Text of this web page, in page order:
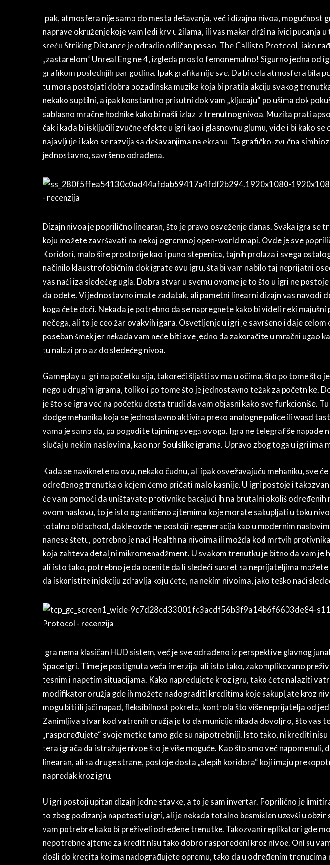
Ipak, atmosfera nije samo do mesta dešavanja, već i dizajna nivoa, mogućnost
naprave okruženje koje vam ledi krv u žilama, ili vas makar drži na ivici pucanja u
sreću Striking Distance je odradio odličan posao. The Callisto Protocol, iako
„zastarelom“ Unreal Engine 4, izgleda prosto femonemalno! Sigurno jedna od
grafikom poslednjih par godina. Ipak grafika nije sve. Da bi cela atmosfera bila
tu mora postojati dobra pozadinska muzika koja bi pratila akciju svakog
nekako suptilni, a ipak konstantno prisutni dok vam „kljucaju“ po ušima dok
sablasno mračne hodnike kako bi našli izlaz iz trenutnog nivoa. Muzika prati
čak i kada bi isključili zvučne efekte u igri kao i glasnovnu glumu, videli bi kako se
najavljuje i kako se razvija sa dešavanjima na ekranu. Ta grafičko-zvučna
jednostavno, savršeno odrađena.
Dizajn nivoa je poprilično linearan, što je pravo osveženje danas. Svaka igra se
koju možete završavati na nekoj ogromnoj open-world mapi. Ovde je sve
Koridori, malo šire prostorije kao i puno stepenica, tajnih prolaza i svega
načinilo klaustrofobičnim dok igrate ovu igru, šta bi vam nabilo taj neprijatni
vas naći iza sledećeg ugla. Dobra stvar u svemu ovome je to što u igri ne
da odete. Vi jednostavno imate zadatak, ali pametni linearni dizajn vas navodi
koga ćete doći. Nekada je potrebno da se napregnete kako bi videli neki majušni
nečega, ali to je ceo žar ovakvih igara. Osvetljenje u igri je savršeno i daje
poseban šmek jer nekada vam neće biti sve jedno da zakoračite u mračni ugao
tu nalazi prolaz do sledećeg nivoa.
Gameplay u igri na početku sija, takoreći šljašti svima u očima, što po tome što
nego u drugim igrama, toliko i po tome što je jednostavno težak za početnike.
je što se igra već na početku dosta trudi da vam objasni kako sve funkcioniše.
dodge mehanika koja se jednostavno aktivira preko analogne palice ili wasd
vama je samo da, pa pogodite tajming svega ovoga. Igra ne telegrafiše napade
slučaj u nekim naslovima, kao npr Soulslike igrama. Upravo zbog toga u igri ima
Kada se naviknete na ovu, nekako čudnu, ali ipak osvežavajuću mehaniku, sve
određenog trenutka o kojem ćemo pričati malo kasnije. U igri postoje i
će vam pomoći da uništavate protivnike bacajući ih na brutalni okoliš određenih
ovom naslovu, to je isto ograničeno ajtemima koje morate sakupljati u toku
totalno old school, dakle ovde ne postoji regeneracija kao u modernim
nanese štetu, potrebno je naći Health na nivoima ili možda kod mrtvih
koja zahteva detaljni mikromenadžment. U svakom trenutku je bitno da vam je
ali isto tako, potrebno je da ocenite da li sledeći susret sa neprijateljima
da iskoristite injekciju zdravlja koju ćete, na nekim nivoima, jako teško naći
Igra nema klasičan HUD sistem, već je sve odrađeno iz perspektive glavnog
Space igri. Time je postignuta veća imerzija, ali isto tako, zakomplikovano
tesnim i napetim situacijama. Kako napredujete kroz igru, tako ćete nalaziti
modifikator oružja gde ih možete nadograditi kreditima koje sakupljate kroz
mogu biti ili jači napad, fleksibilnost pokreta, kontrola što više neprijatelja od
Zanimljiva stvar kod vatrenih oružja je to da municije nikada dovoljno, što vas
„raspoređujete“ svoje metke tamo gde su najpotrebniji. Isto tako, ni krediti nisu
tera igrača da istražuje nivoe što je više moguće. Kao što smo već napomenuli,
linearan, ali sa druge strane, postoje dosta „slepih koridora“ koji imaju
napredak kroz igru.
U igri postoji upitan dizajn jedne stavke, a to je sam invertar. Poprilično je
to zbog podizanja napetosti u igri, ali je nekada totalno besmislen uzevši u obzir
vam potrebne kako bi preživeli određene trenutke. Takozvani replikatori gde
nepotrebne ajteme za kredit nisu tako dobro raspoređeni kroz nivoe. Oni su
došli do kredita kojima nadograđujete opremu, tako da u određenim